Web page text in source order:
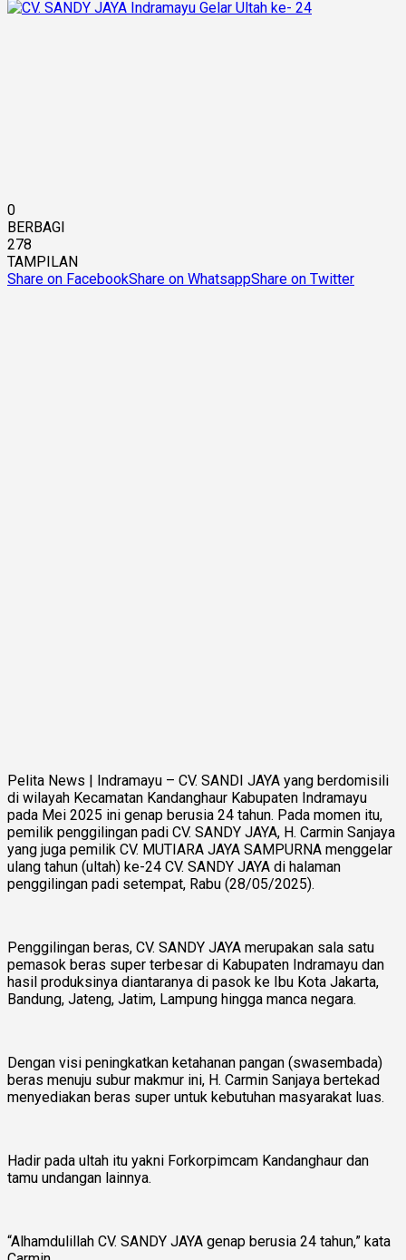
0
BERBAGI
278
TAMPILAN
Share on FacebookShare on WhatsappShare on Twitter
Pelita News | Indramayu – CV. SANDI JAYA yang berdomisili
di wilayah Kecamatan Kandanghaur Kabupaten Indramayu
pada Mei 2025 ini genap berusia 24 tahun. Pada momen itu,
pemilik penggilingan padi CV. SANDY JAYA, H. Carmin Sanjaya
yang juga pemilik CV. MUTIARA JAYA SAMPURNA menggelar
ulang tahun (ultah) ke-24 CV. SANDY JAYA di halaman
penggilingan padi setempat, Rabu (28/05/2025).
Penggilingan beras, CV. SANDY JAYA merupakan sala satu
pemasok beras super terbesar di Kabupaten Indramayu dan
hasil produksinya diantaranya di pasok ke Ibu Kota Jakarta,
Bandung, Jateng, Jatim, Lampung hingga manca negara.
Dengan visi peningkatkan ketahanan pangan (swasembada)
beras menuju subur makmur ini, H. Carmin Sanjaya bertekad
menyediakan beras super untuk kebutuhan masyarakat luas.
Hadir pada ultah itu yakni Forkorpimcam Kandanghaur dan
tamu undangan lainnya.
“Alhamdulillah CV. SANDY JAYA genap berusia 24 tahun,” kata